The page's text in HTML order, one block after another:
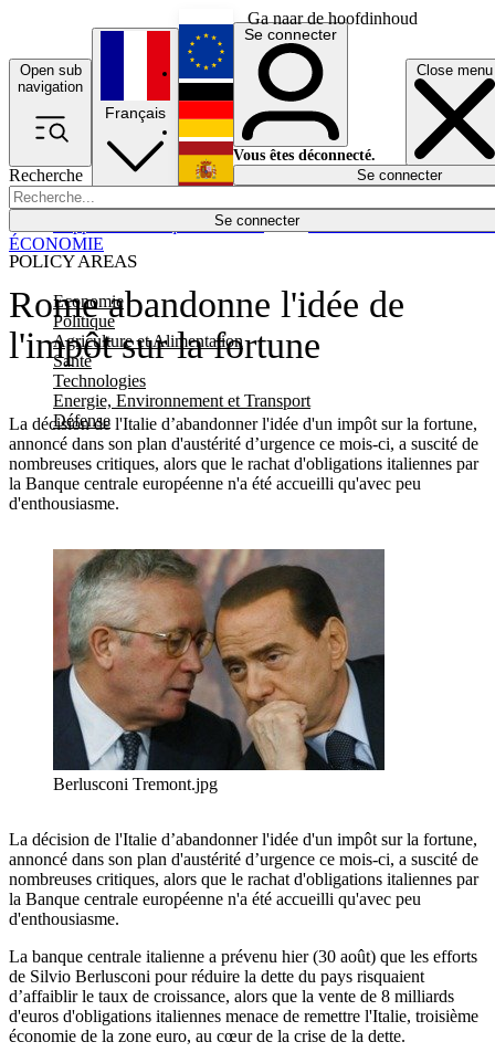
Ga naar de hoofdinhoud
Open sub
navigation
Close menu
Recherche
Se connecter
POLICY AREAS
Economie
Politique
Agriculture et Alimentation
Santé
Technologies
Energie, Environnement et Transport
Défense
Économie
Français
English
Deutsch
Español
Se connecter
Vous êtes déconnecté.
Se connecter
Rome abandonne l'idée de
l'impôt sur la fortune
La décision de l'Italie d’abandonner l'idée d'un impôt sur la fortune,
annoncé dans son plan d'austérité d’urgence ce mois-ci, a suscité de
nombreuses critiques, alors que le rachat d'obligations italiennes par
la Banque centrale européenne n'a été accueilli qu'avec peu
d'enthousiasme.
ÉCONOMIE
Berlusconi Tremont.jpg
La décision de l'Italie d’abandonner l'idée d'un impôt sur la fortune,
annoncé dans son plan d'austérité d’urgence ce mois-ci, a suscité de
nombreuses critiques, alors que le rachat d'obligations italiennes par
la Banque centrale européenne n'a été accueilli qu'avec peu
d'enthousiasme.
La banque centrale italienne a prévenu hier (30 août) que les efforts
de Silvio Berlusconi pour réduire la dette du pays risquaient
d’affaiblir le taux de croissance, alors que la vente de 8 milliards
d'euros d'obligations italiennes menace de remettre l'Italie, troisième
économie de la zone euro, au cœur de la crise de la dette.